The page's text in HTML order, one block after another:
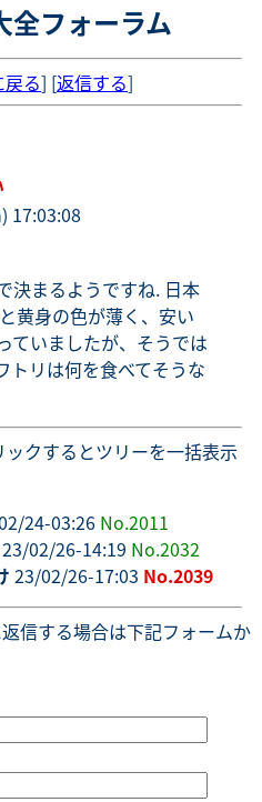
全フォーラム
る] [返信する]
17:03:08
決まるようですね. 日本
黄身の色が薄く、安い
ていましたが、そうでは
トリは何を食べてそうな
ックするとツリーを一括表示
24-03:26 No.2011
23/02/26-14:19 No.2032
23/02/26-17:03 No.2039
返信する場合は下記フォームか